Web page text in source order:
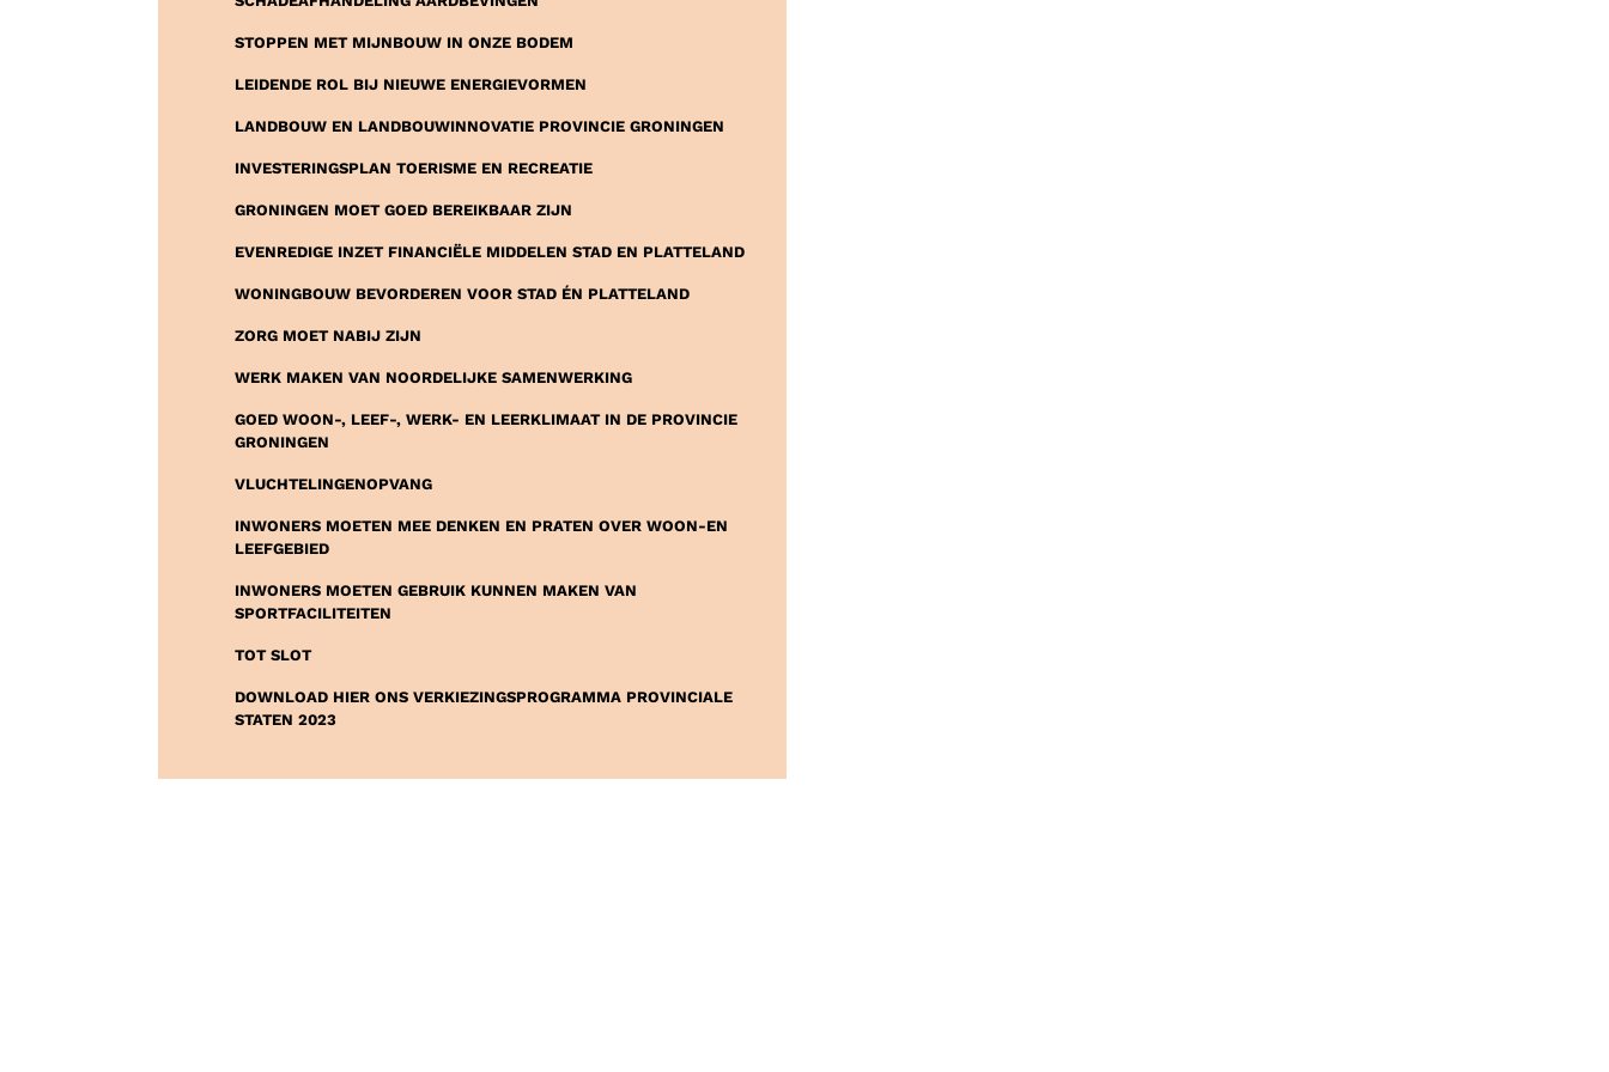
STOPPEN MET MIJNBOUW IN ONZE BODEM
LEIDENDE ROL BIJ NIEUWE ENERGIEVORMEN
LANDBOUW EN LANDBOUWINNOVATIE PROVINCIE GRONINGEN
INVESTERINGSPLAN TOERISME EN RECREATIE
GRONINGEN MOET GOED BEREIKBAAR ZIJN
EVENREDIGE INZET FINANCIËLE MIDDELEN STAD EN PLATTELAND
WONINGBOUW BEVORDEREN VOOR STAD ÉN PLATTELAND
ZORG MOET NABIJ ZIJN
WERK MAKEN VAN NOORDELIJKE SAMENWERKING
GOED WOON-, LEEF-, WERK- EN LEERKLIMAAT IN DE PROVINCIE
GRONINGEN
VLUCHTELINGENOPVANG
INWONERS MOETEN MEE DENKEN EN PRATEN OVER WOON-EN
LEEFGEBIED
INWONERS MOETEN GEBRUIK KUNNEN MAKEN VAN
SPORTFACILITEITEN
TOT SLOT
DOWNLOAD HIER ONS VERKIEZINGSPROGRAMMA PROVINCIALE
STATEN 2023